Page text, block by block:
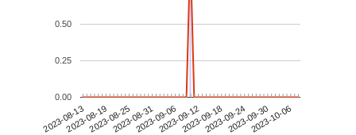
2023-08-132023-08-192023-08-252023-08-312023-09-062023-09-122023-09-182023-09-242023-09-302023-10-06
0.00
0.25
0.50